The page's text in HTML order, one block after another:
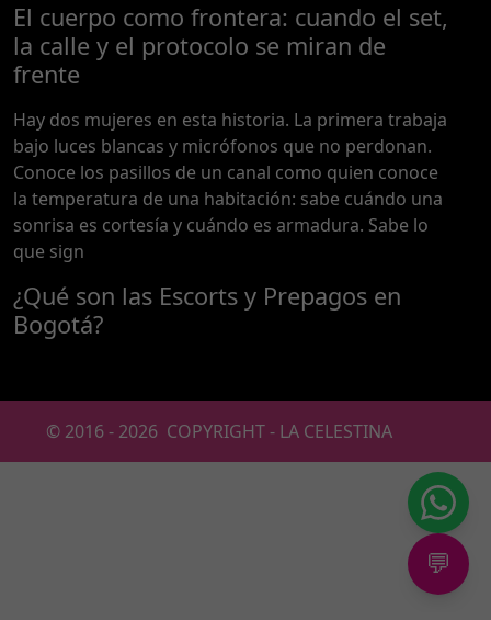
El cuerpo como frontera: cuando el set,
la calle y el protocolo se miran de
frente
Hay dos mujeres en esta historia. La primera trabaja
bajo luces blancas y micrófonos que no perdonan.
Conoce los pasillos de un canal como quien conoce
la temperatura de una habitación: sabe cuándo una
sonrisa es cortesía y cuándo es armadura. Sabe lo
que sign
¿Qué son las Escorts y Prepagos en
Bogotá?
© 2016 - 2026 COPYRIGHT - LA CELESTINA